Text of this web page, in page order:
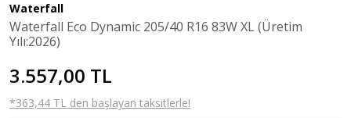
Waterfall
Waterfall Eco Dynamic 205/40 R16 83W XL (Üretim
Yılı:2026)
3.557,00 TL
*363,44 TL den başlayan taksitlerle!